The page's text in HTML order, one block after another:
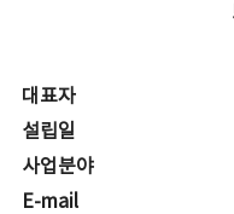
대표자
설립일
사업분야
E-mail